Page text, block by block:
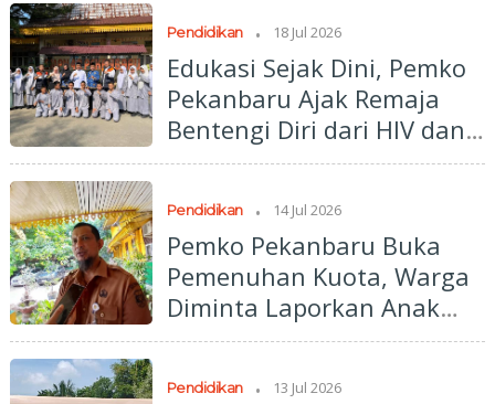
Pendidikan . 18 Jul 2026
Edukasi Sejak Dini, Pemko
Pekanbaru Ajak Remaja
Bentengi Diri dari HIV dan
LGBT
Pendidikan . 14 Jul 2026
Pemko Pekanbaru Buka
Pemenuhan Kuota, Warga
Diminta Laporkan Anak
yang Belum Sekolah
Pendidikan . 13 Jul 2026